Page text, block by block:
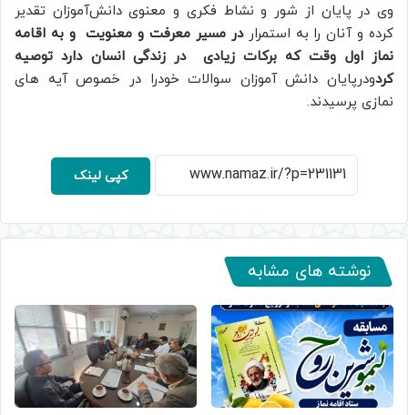
وی در پایان از شور و نشاط فکری و معنوی دانش‌آموزان تقدیر
کرده و آنان را به استمرار در مسیر معرفت و معنویت و به اقامه
نماز اول وقت که برکات زیادی در زندگی انسان دارد توصیه
کردودرپایان دانش آموزان سوالات خودرا در خصوص آیه های
نمازی پرسیدند.
کپی لینک
نوشته های مشابه